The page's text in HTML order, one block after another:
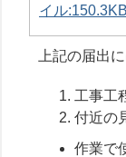
イル
上記の届出
工事工
付近の
作業で